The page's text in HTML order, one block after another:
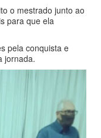
o mestrado junto ao
para que ela
pela conquista e
jornada.